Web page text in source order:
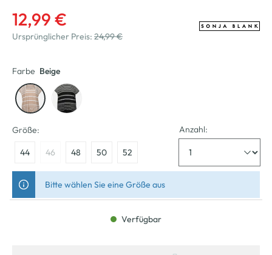
12,99 €
Ursprünglicher Preis: 24,99 €
Farbe Beige
Größe:
44 46 48 50 52
Anzahl:
Bitte wählen Sie eine Größe aus
Verfügbar